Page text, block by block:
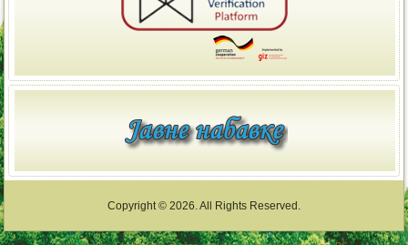
Copyright © 2026. All Rights Reserved.